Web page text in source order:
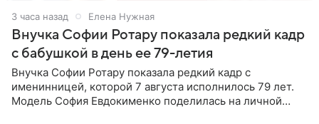
3 часа назад Елена Нужная
Внучка Софии Ротару показала редкий кадр
с бабушкой в день ее 79-летия
Внучка Софии Ротару показала редкий кадр с
именинницей, которой 7 августа исполнилось 79 лет.
Модель София Евдокименко поделилась на личной